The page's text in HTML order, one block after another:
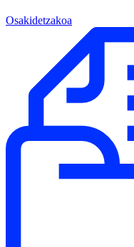
Osakidetzakoa